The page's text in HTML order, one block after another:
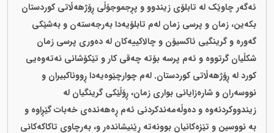
ئەگەر چاوێک لە تابلۆی زیندوو و پڕجموجۆڵی ڕۆژهەڵاتی کوردستان
بکەین، زمان و پرسی زمان لەم تابلۆیەدا بەرجەستەن و بەشێکی
گەورە و گرینگیی ئاکسیۆن و چالاکییەکان لە دەوری پرسی زمان
شکڵیان گرتووە و ئەم پرسە بۆتە چەقی کار و تێکۆشانی نەتەوەیی
کورد لە ڕۆژهەڵاتی کوردستان. لەم چوارچێوەیەدا ڕووناکبیران و
نووسەران و شارەزایانی بواری زمان، ڕۆڵێکی گرینگیان لە
زیندووکردنەوە و دەوڵەمەندکردنی ئەم ڕەهەندەی خەبات گێڕاوە و
بە نووسین و تێزەکانیان بوونەتە ڕێنیشاندەر و، بەرچاوی تاکاکەکانی